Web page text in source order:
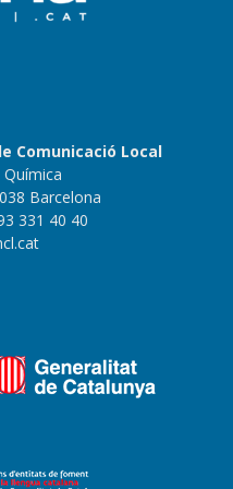
Comunicació Local
Química
Barcelona
331 40 40